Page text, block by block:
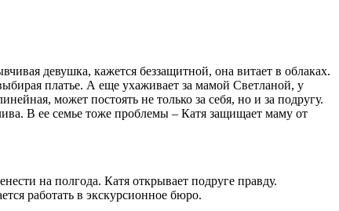
девушка, кажется беззащитной, она витает в облаках.
платье. А еще ухаживает за мамой Светланой, у
может постоять не только за себя, но и за подругу.
В ее семье тоже проблемы – Катя защищает маму от
на полгода. Катя открывает подруге правду.
работать в экскурсионное бюро.